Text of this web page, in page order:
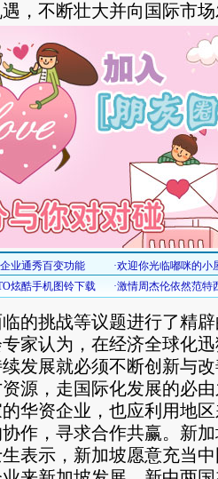
，不断壮大并向国际市
的挑战等议题进行了精
认为，在经济全球化迅
发展就必须不断创新与
源，走国际化发展的必
华资企业，也应利用地
作，寻求合作共赢。新
表示，新加坡愿意充当